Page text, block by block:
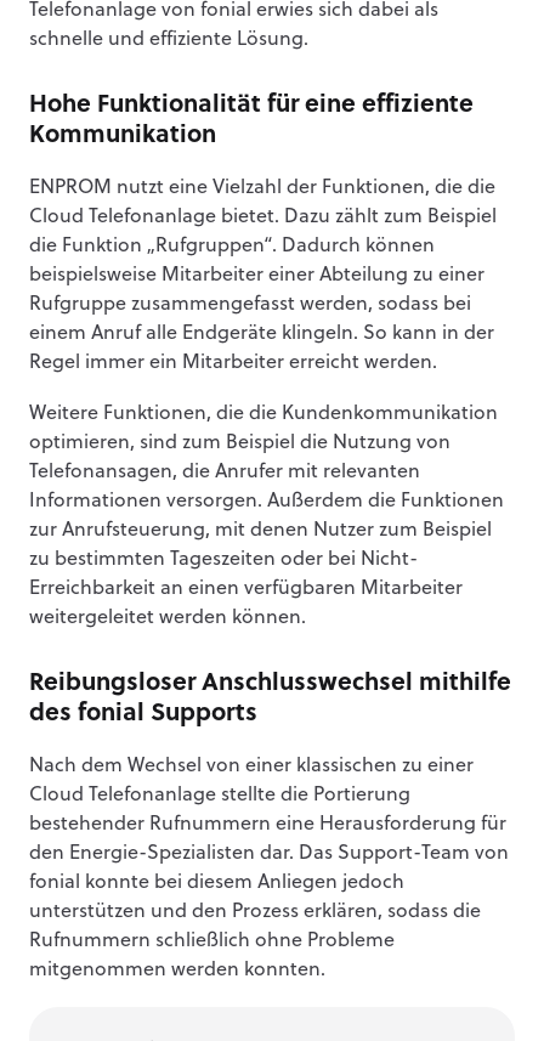
Telefonanlage von fonial erwies sich dabei als
schnelle und effiziente Lösung.
Hohe Funktionalität für eine effiziente
Kommunikation
ENPROM nutzt eine Vielzahl der Funktionen, die die
Cloud Telefonanlage bietet. Dazu zählt zum Beispiel
die Funktion „Rufgruppen“. Dadurch können
beispielsweise Mitarbeiter einer Abteilung zu einer
Rufgruppe zusammengefasst werden, sodass bei
einem Anruf alle Endgeräte klingeln. So kann in der
Regel immer ein Mitarbeiter erreicht werden.
Weitere Funktionen, die die Kundenkommunikation
optimieren, sind zum Beispiel die Nutzung von
Telefonansagen, die Anrufer mit relevanten
Informationen versorgen. Außerdem die Funktionen
zur Anrufsteuerung, mit denen Nutzer zum Beispiel
zu bestimmten Tageszeiten oder bei Nicht-
Erreichbarkeit an einen verfügbaren Mitarbeiter
weitergeleitet werden können.
Reibungsloser Anschlusswechsel mithilfe
des fonial Supports
Nach dem Wechsel von einer klassischen zu einer
Cloud Telefonanlage stellte die Portierung
bestehender Rufnummern eine Herausforderung für
den Energie-Spezialisten dar. Das Support-Team von
fonial konnte bei diesem Anliegen jedoch
unterstützen und den Prozess erklären, sodass die
Rufnummern schließlich ohne Probleme
mitgenommen werden konnten.